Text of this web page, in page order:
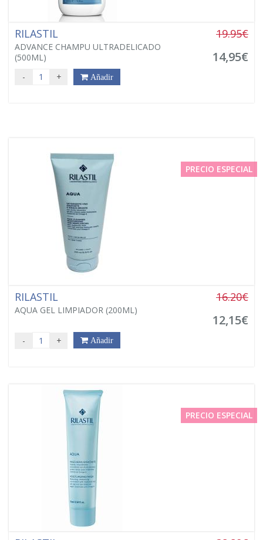
RILASTIL
ADVANCE CHAMPU ULTRADELICADO
(500ML)
19.95€
14,95€
- + Añadir
PRECIO ESPECIAL
RILASTIL
AQUA GEL LIMPIADOR (200ML)
16.20€
12,15€
- + Añadir
PRECIO ESPECIAL